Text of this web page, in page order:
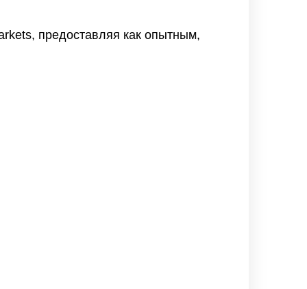
предоставляя как опытным,